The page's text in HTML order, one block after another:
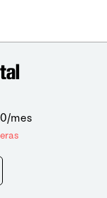
mes